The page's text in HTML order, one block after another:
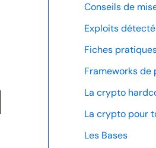
Conseils de
Exploits
Fiches
Frameworks de
La crypto
La crypto pour
Les Bases